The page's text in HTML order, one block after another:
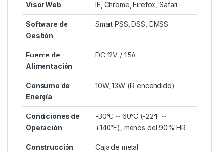
Visor Web IE, Chrome, Firefox, Safari
Software de
Gestión
Smart PSS, DSS, DMSS
Fuente de
Alimentación
DC 12V / 1.5A
Consumo de
Energía
10W, 13W (IR encendido)
Condiciones de
Operación
-30°C ~ 60°C (-22°F ~
+140°F), menos del 90% HR
Construcción Caja de metal